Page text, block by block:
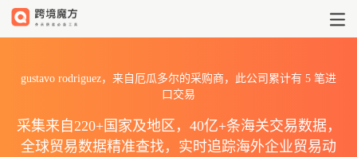
gustavo rodriguez，来自厄瓜多尔的采购商，此公司累计有 5 笔进
口交易
采集来自220+国家及地区，40亿+条海关交易数据，
全球贸易数据精准查找，实时追踪海外企业贸易动